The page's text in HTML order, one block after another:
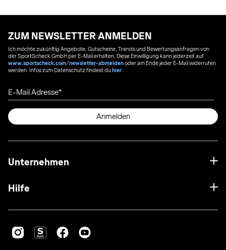
ZUM NEWSLETTER ANMELDEN
Ich möchte zukünftig Angebote, Gutscheine, Trends und Bewertungsanfragen von
der SportScheck GmbH per E-Mail erhalten. Diese Einwilligung kann jederzeit auf
www.sportscheck.com/newsletter-abmeldenoder am Ende jeder E-Mail widerrufen
werden. Infos zum Datenschutz findest duhier
E-Mail Adresse
Anmelden
Unternehmen
Hilfe